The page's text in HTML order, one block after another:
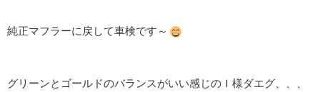
純正マフラーに戻して車検です～
グリーンとゴールドのバランスがいい感じのＩ様ダエグ、、、